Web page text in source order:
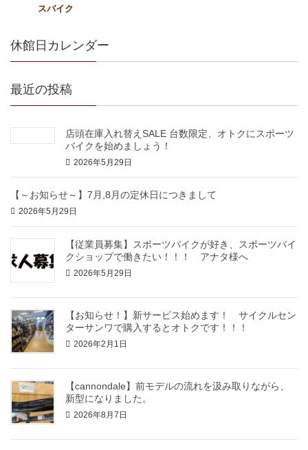
スバイク
休館日カレンダー
最近の投稿
店頭在庫入れ替えSALE 台数限定、オトクにスポーツ
バイクを始めましょう！
2026年5月29日
【～お知らせ～】7月,8月の定休日につきまして
2026年5月29日
【従業員募集】スポーツバイクが好き、スポーツバイ
クショップで働きたい！！！ アナタ様へ
2026年5月29日
【お知らせ！】新サービス始めます！ サイクルセン
ターサンワで購入するとオトクです！！！
2026年2月1日
【cannondale】前モデルの流れを汲み取りながら、
新型になりました。
2026年8月7日